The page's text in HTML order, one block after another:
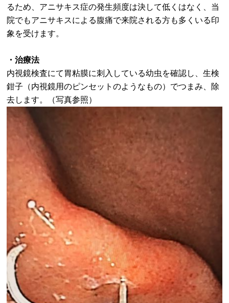
るため、アニサキス症の発生頻度は決して低くはなく、当
院でもアニサキスによる腹痛で来院される方も多くいる印
象を受けます。
・治療法
内視鏡検査にて胃粘膜に刺入している幼虫を確認し、生検
鉗子（内視鏡用のピンセットのようなもの）でつまみ、除
去します。（写真参照）